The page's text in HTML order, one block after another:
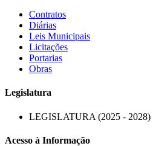
Contratos
Diárias
Leis Municipais
Licitações
Portarias
Obras
Legislatura
LEGISLATURA (2025 - 2028)
Acesso à Informação